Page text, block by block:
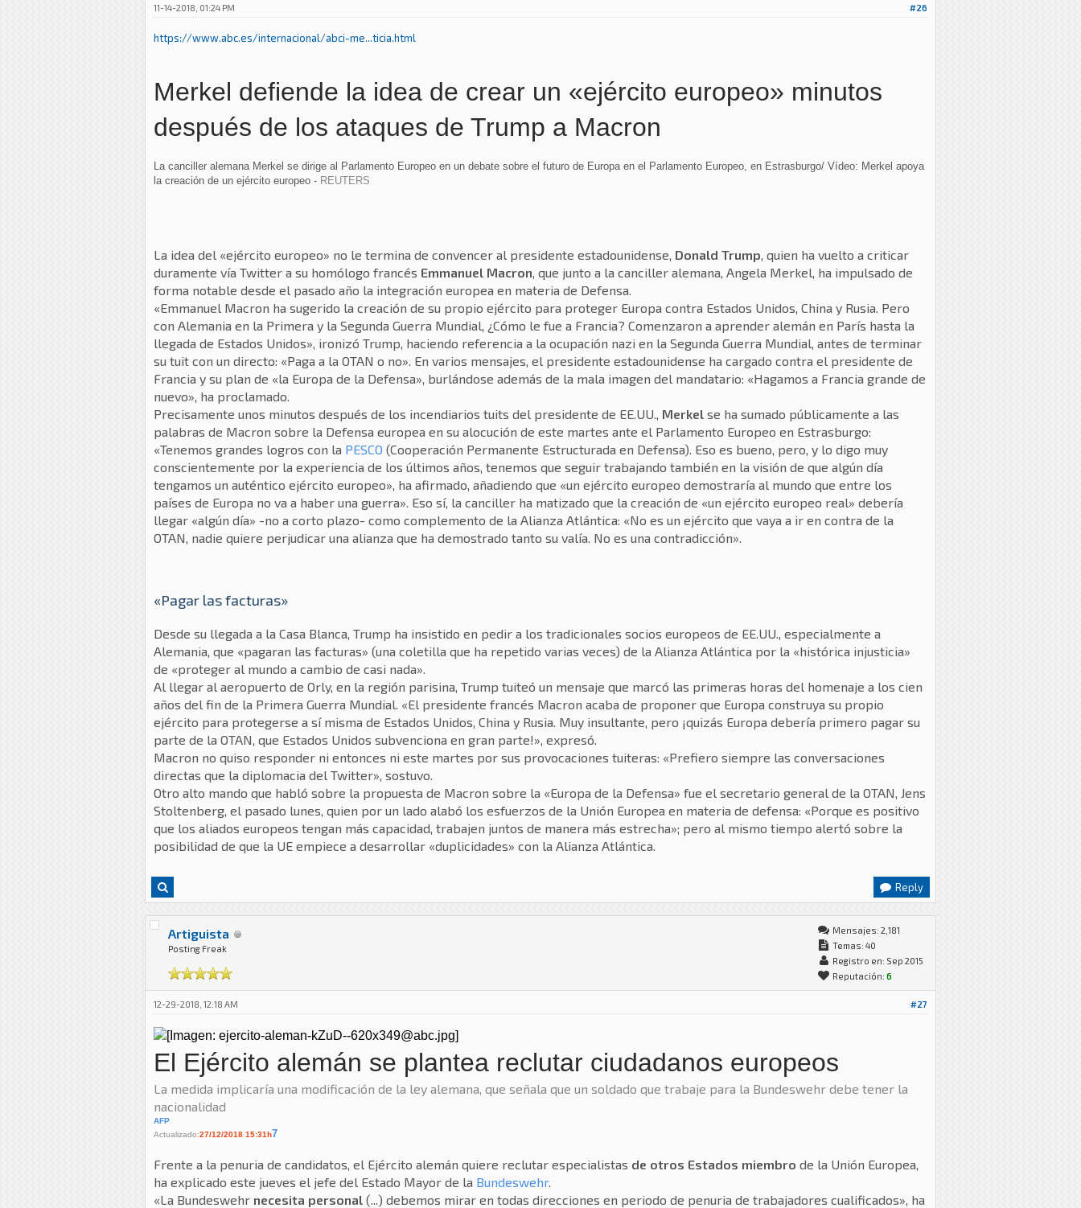
#26
11-14-2018, 01:24 PM
https://www.abc.es/internacional/abci-me...ticia.html
Merkel defiende la idea de crear un «ejército europeo» minutos
después de los ataques de Trump a Macron
La canciller alemana Merkel se dirige al Parlamento Europeo en un debate sobre el futuro de Europa en el Parlamento Europeo, en Estrasburgo/ Vídeo: Merkel apoya
la creación de un ejército europeo - REUTERS
La idea del «ejército europeo» no le termina de convencer al presidente estadounidense, Donald Trump, quien ha vuelto a criticar
duramente vía Twitter a su homólogo francés Emmanuel Macron, que junto a la canciller alemana, Angela Merkel, ha impulsado de
forma notable desde el pasado año la integración europea en materia de Defensa.
«Emmanuel Macron ha sugerido la creación de su propio ejército para proteger Europa contra Estados Unidos, China y Rusia. Pero
con Alemania en la Primera y la Segunda Guerra Mundial, ¿Cómo le fue a Francia? Comenzaron a aprender alemán en París hasta la
llegada de Estados Unidos», ironizó Trump, haciendo referencia a la ocupación nazi en la Segunda Guerra Mundial, antes de terminar
su tuit con un directo: «Paga a la OTAN o no». En varios mensajes, el presidente estadounidense ha cargado contra el presidente de
Francia y su plan de «la Europa de la Defensa», burlándose además de la mala imagen del mandatario: «Hagamos a Francia grande de
nuevo», ha proclamado.
Precisamente unos minutos después de los incendiarios tuits del presidente de EE.UU., Merkel se ha sumado públicamente a las
palabras de Macron sobre la Defensa europea en su alocución de este martes ante el Parlamento Europeo en Estrasburgo:
«Tenemos grandes logros con la PESCO (Cooperación Permanente Estructurada en Defensa). Eso es bueno, pero, y lo digo muy
conscientemente por la experiencia de los últimos años, tenemos que seguir trabajando también en la visión de que algún día
tengamos un auténtico ejército europeo», ha afirmado, añadiendo que «un ejército europeo demostraría al mundo que entre los
países de Europa no va a haber una guerra». Eso sí, la canciller ha matizado que la creación de «un ejército europeo real» debería
llegar «algún día» -no a corto plazo- como complemento de la Alianza Atlántica: «No es un ejército que vaya a ir en contra de la
OTAN, nadie quiere perjudicar una alianza que ha demostrado tanto su valía. No es una contradicción».
«Pagar las facturas»
Desde su llegada a la Casa Blanca, Trump ha insistido en pedir a los tradicionales socios europeos de EE.UU., especialmente a
Alemania, que «pagaran las facturas» (una coletilla que ha repetido varias veces) de la Alianza Atlántica por la «histórica injusticia»
de «proteger al mundo a cambio de casi nada».
Al llegar al aeropuerto de Orly, en la región parisina, Trump tuiteó un mensaje que marcó las primeras horas del homenaje a los cien
años del fin de la Primera Guerra Mundial. «El presidente francés Macron acaba de proponer que Europa construya su propio
ejército para protegerse a sí misma de Estados Unidos, China y Rusia. Muy insultante, pero ¡quizás Europa debería primero pagar su
parte de la OTAN, que Estados Unidos subvenciona en gran parte!», expresó.
Macron no quiso responder ni entonces ni este martes por sus provocaciones tuiteras: «Prefiero siempre las conversaciones
directas que la diplomacia del Twitter», sostuvo.
Otro alto mando que habló sobre la propuesta de Macron sobre la «Europa de la Defensa» fue el secretario general de la OTAN, Jens
Stoltenberg, el pasado lunes, quien por un lado alabó los esfuerzos de la Unión Europea en materia de defensa: «Porque es positivo
que los aliados europeos tengan más capacidad, trabajen juntos de manera más estrecha»; pero al mismo tiempo alertó sobre la
posibilidad de que la UE empiece a desarrollar «duplicidades» con la Alianza Atlántica.
Reply
Artiguista
Posting Freak
Mensajes: 2,181
Temas: 40
Registro en: Sep 2015
Reputación: 6
#27
12-29-2018, 12:18 AM
El Ejército alemán se plantea reclutar ciudadanos europeos
La medida implicaría una modificación de la ley alemana, que señala que un soldado que trabaje para la Bundeswehr debe tener la
nacionalidad
AFP
Actualizado:27/12/2018 15:31h7
Frente a la penuria de candidatos, el Ejército alemán quiere reclutar especialistas de otros Estados miembro de la Unión Europea,
ha explicado este jueves el jefe del Estado Mayor de la Bundeswehr.
«La Bundeswehr necesita personal (...) debemos mirar en todas direcciones en periodo de penuria de trabajadores cualificados», ha